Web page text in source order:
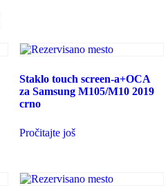
Staklo touch screen-a+OCA
za Samsung M105/M10 2019
crno
Pročitajte još